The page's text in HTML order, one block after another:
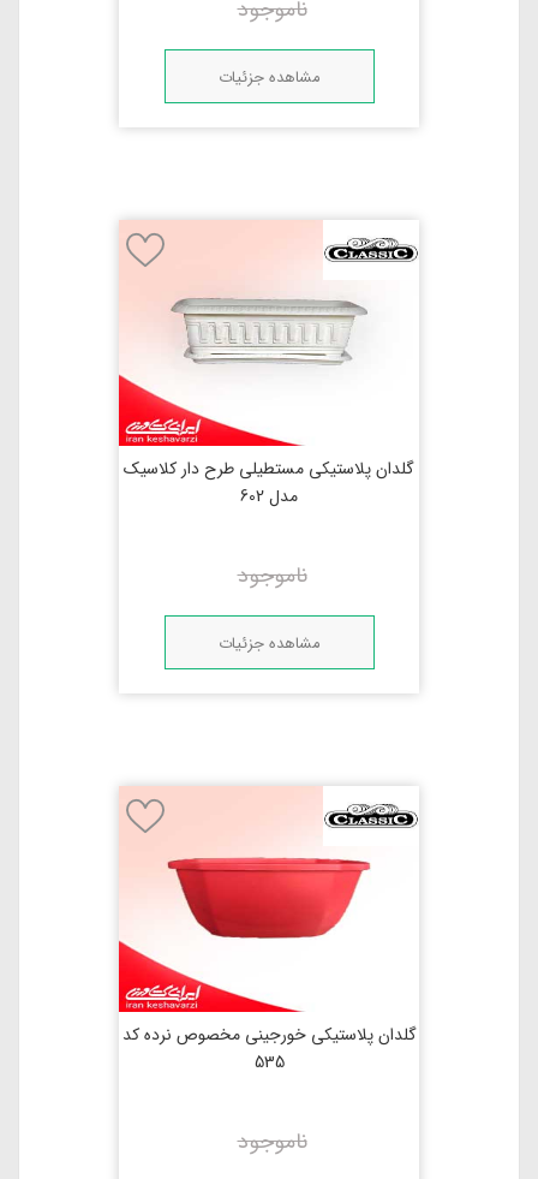
ناموجود
مشاهده جزئیات
گلدان پلاستیکی مستطیلی طرح دار کلاسیک
مدل 602
ناموجود
مشاهده جزئیات
گلدان پلاستیکی خورجینی مخصوص نرده کد
535
ناموجود